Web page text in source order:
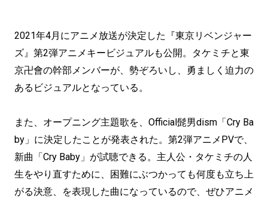
2021年4月にアニメ放送が決定した『東京リベンジャー
ズ』第2弾アニメキービジュアルも公開。タケミチと東
京卍會の幹部メンバーが、勢ぞろいし、勇ましく迫力の
あるビジュアルとなっている。
また、オープニング主題歌を、Official髭男dism「Cry Ba
by」に決定したことが発表された。第2弾アニメPVで、
新曲「Cry Baby」が試聴できる。主人公・タケミチの人
生をやり直すために、困難にぶつかっても何度も立ち上
がる決意、を表現した曲になっているので、ぜひアニメ